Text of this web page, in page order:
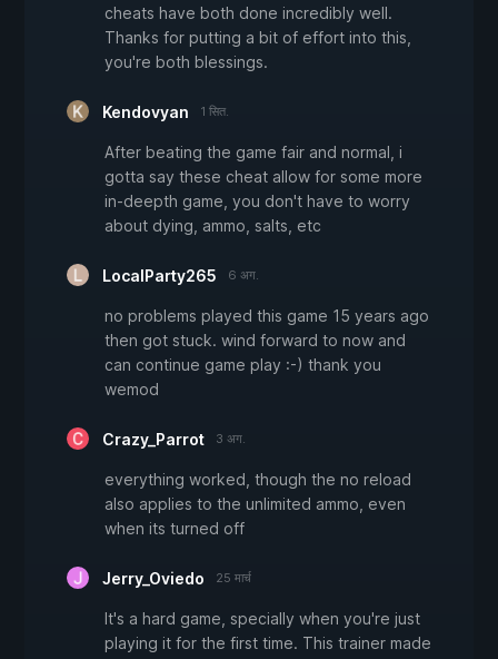
cheats have both done incredibly well.
Thanks for putting a bit of effort into this,
you're both blessings.
Kendovyan 1 सित.
After beating the game fair and normal, i
gotta say these cheat allow for some more
in-deepth game, you don't have to worry
about dying, ammo, salts, etc
LocalParty265 6 अग.
no problems played this game 15 years ago
then got stuck. wind forward to now and
can continue game play :-) thank you
wemod
Crazy_Parrot 3 अग.
everything worked, though the no reload
also applies to the unlimited ammo, even
when its turned off
Jerry_Oviedo 25 मार्च
It's a hard game, specially when you're just
playing it for the first time. This trainer made